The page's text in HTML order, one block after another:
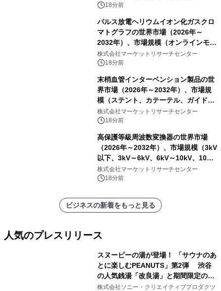
18分前
パルス放電ヘリウムイオン化ガスクロ
マトグラフの世界市場（2026年～
2032年）、市場規模（オンラインモニ
タリング型、ラボラトリー型）・分析
レポートを発表
株式会社マーケットリサーチセンター
18分前
末梢血管インターベンション製品の世
界市場（2026年～2032年）、市場規
模（ステント、カテーテル、ガイドワ
イヤー、シース、下大静脈フィルタ
ー、その他）・分析レポートを発表
株式会社マーケットリサーチセンター
18分前
高保護等級周波数変換器の世界市場
（2026年～2032年）、市場規模（3kV
以下、3kV～6kV、6kV～10kV、10kV
超）・分析レポートを発表
株式会社マーケットリサーチセンター
18分前
ビジネスの新着をもっと見る
人気のプレスリリース
スヌーピーの湯が登場！ 「サウナのあ
とに楽しむPEANUTS」第2弾 渋谷
の人気銭湯「改良湯」と期間限定のコ
ラボレーション サウナイキタイコラ
株式会社ソニー・クリエイティブプロダクツ